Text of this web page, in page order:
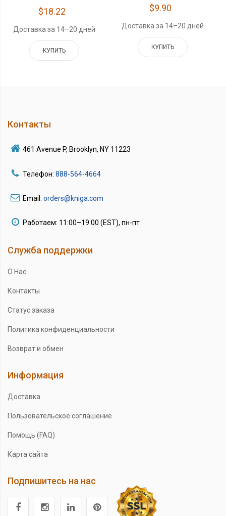
$18.22
Доставка за 14–20 дней
КУПИТЬ
$9.90
Доставка за 14–20 дней
КУПИТЬ
Контакты
461 Avenue P, Brooklyn, NY 11223
Телефон: 888-564-4664
Email: orders@kniga.com
Работаем: 11:00–19:00 (EST), пн-пт
Служба поддержки
О Нас
Контакты
Статус заказа
Политика конфиденциальности
Возврат и обмен
Информация
Доставка
Пользовательское соглашение
Помощь (FAQ)
Карта сайта
Подпишитесь на нас